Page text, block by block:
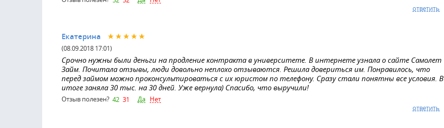
ответить
Екатерина
(08.09.2018 17:01)
Срочно нужны были деньги на продление контракта в университете. В интернете узнала о сайте Самолет
Займ. Почитала отзывы, люди довольно неплохо отзываются. Решила довериться им. Понравилось, что
перед займом можно проконсультироваться с их юристом по телефону. Сразу стали понятны все условия. В
итоге заняла 30 тыс. на 30 дней. Уже вернула) Спасибо, что выручили!
Отзыв полезен? 42 31 Да Нет
ответить